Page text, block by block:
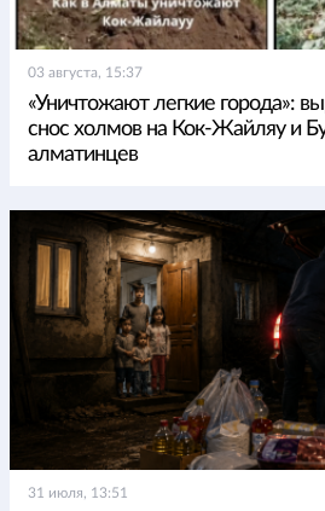
03 августа, 15:37
«Уничтожают легкие города»:
снос холмов на Кок-Жайляу и
алматинцев
31 июля, 13:51